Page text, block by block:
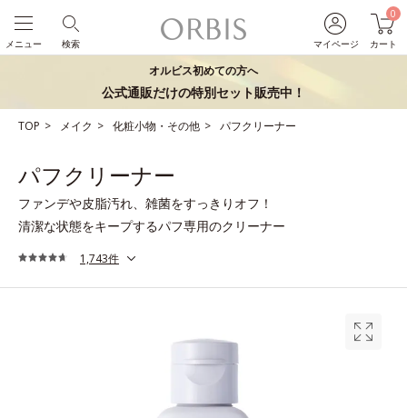
マイページ
0
カート
検索
メニュー
オルビス初めての方へ
公式通販だけの特別セット販売中！
TOP メイク 化粧小物・その他 パフクリーナー
パフクリーナー
ファンデや皮脂汚れ、雑菌をすっきりオフ！
清潔な状態をキープするパフ専用のクリーナー
1,743件